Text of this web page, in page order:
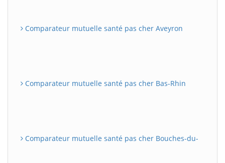
Comparateur mutuelle santé pas cher Aveyron
Comparateur mutuelle santé pas cher Bas-Rhin
Comparateur mutuelle santé pas cher Bouches-du-